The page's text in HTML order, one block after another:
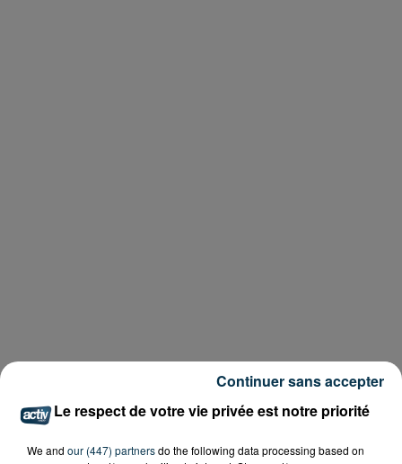
Le respect de votre vie privée est notre priorité
We and our (447) partnersdo the following data processing based on
Continuer sans accepter